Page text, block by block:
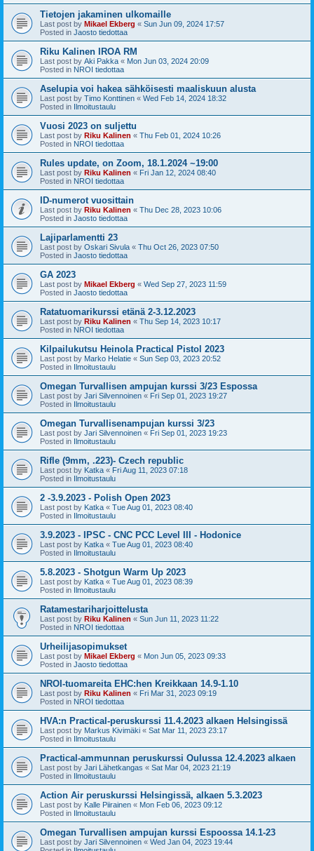
Tietojen jakaminen ulkomaille
Last post by Mikael Ekberg « Sun Jun 09, 2024 17:57
Posted in Jaosto tiedottaa
Riku Kalinen IROA RM
Last post by Aki Pakka « Mon Jun 03, 2024 20:09
Posted in NROI tiedottaa
Aselupia voi hakea sähköisesti maaliskuun alusta
Last post by Timo Konttinen « Wed Feb 14, 2024 18:32
Posted in Ilmoitustaulu
Vuosi 2023 on suljettu
Last post by Riku Kalinen « Thu Feb 01, 2024 10:26
Posted in NROI tiedottaa
Rules update, on Zoom, 18.1.2024 ~19:00
Last post by Riku Kalinen « Fri Jan 12, 2024 08:40
Posted in NROI tiedottaa
ID-numerot vuosittain
Last post by Riku Kalinen « Thu Dec 28, 2023 10:06
Posted in Jaosto tiedottaa
Lajiparlamentti 23
Last post by Oskari Sivula « Thu Oct 26, 2023 07:50
Posted in Jaosto tiedottaa
GA 2023
Last post by Mikael Ekberg « Wed Sep 27, 2023 11:59
Posted in Jaosto tiedottaa
Ratatuomarikurssi etänä 2-3.12.2023
Last post by Riku Kalinen « Thu Sep 14, 2023 10:17
Posted in NROI tiedottaa
Kilpailukutsu Heinola Practical Pistol 2023
Last post by Marko Helatie « Sun Sep 03, 2023 20:52
Posted in Ilmoitustaulu
Omegan Turvallisen ampujan kurssi 3/23 Espossa
Last post by Jari Silvennoinen « Fri Sep 01, 2023 19:27
Posted in Ilmoitustaulu
Omegan Turvallisenampujan kurssi 3/23
Last post by Jari Silvennoinen « Fri Sep 01, 2023 19:23
Posted in Ilmoitustaulu
Rifle (9mm, .223)- Czech republic
Last post by Katka « Fri Aug 11, 2023 07:18
Posted in Ilmoitustaulu
2 -3.9.2023 - Polish Open 2023
Last post by Katka « Tue Aug 01, 2023 08:40
Posted in Ilmoitustaulu
3.9.2023 - IPSC - CNC PCC Level III - Hodonice
Last post by Katka « Tue Aug 01, 2023 08:40
Posted in Ilmoitustaulu
5.8.2023 - Shotgun Warm Up 2023
Last post by Katka « Tue Aug 01, 2023 08:39
Posted in Ilmoitustaulu
Ratamestariharjoittelusta
Last post by Riku Kalinen « Sun Jun 11, 2023 11:22
Posted in NROI tiedottaa
Urheilijasopimukset
Last post by Mikael Ekberg « Mon Jun 05, 2023 09:33
Posted in Jaosto tiedottaa
NROI-tuomareita EHC:hen Kreikkaan 14.9-1.10
Last post by Riku Kalinen « Fri Mar 31, 2023 09:19
Posted in NROI tiedottaa
HVA:n Practical-peruskurssi 11.4.2023 alkaen Helsingissä
Last post by Markus Kivimäki « Sat Mar 11, 2023 23:17
Posted in Ilmoitustaulu
Practical-ammunnan peruskurssi Oulussa 12.4.2023 alkaen
Last post by Jari Lähetkangas « Sat Mar 04, 2023 21:19
Posted in Ilmoitustaulu
Action Air peruskurssi Helsingissä, alkaen 5.3.2023
Last post by Kalle Piirainen « Mon Feb 06, 2023 09:12
Posted in Ilmoitustaulu
Omegan Turvallisen ampujan kurssi Espoossa 14.1-23
Last post by Jari Silvennoinen « Wed Jan 04, 2023 19:44